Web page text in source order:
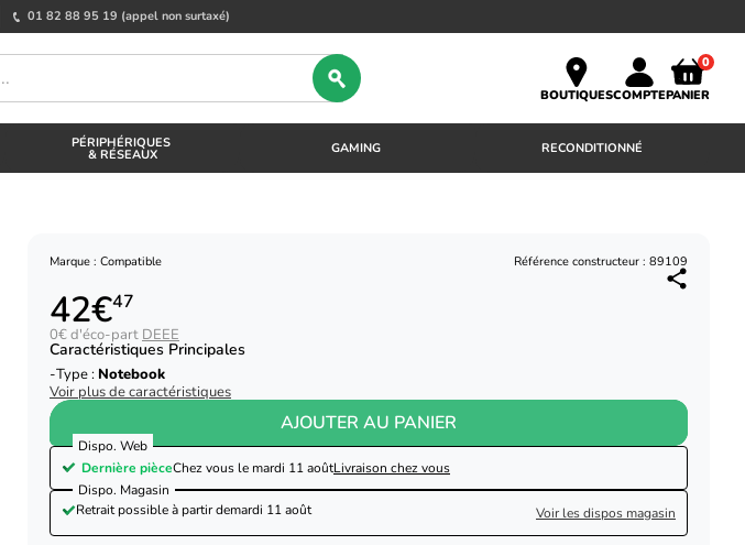
01 82 88 95 19 (appel non surtaxé)
BOUTIQUESCOMPTE
0
PANIER
PÉRIPHÉRIQUES
& RÉSEAUX GAMING RECONDITIONNÉ
Marque : Compatible Référence constructeur : 89109
42€47
0€ d'éco-part DEEE
Caractéristiques Principales
Type : Notebook
Voir plus de caractéristiques
AJOUTER AU PANIER
Dispo. Web
Dernière pièceChez vous le mardi 11 aoûtLivraison chez vous
Dispo. Magasin
Retrait possible à partir demardi 11 août Voir les dispos magasin